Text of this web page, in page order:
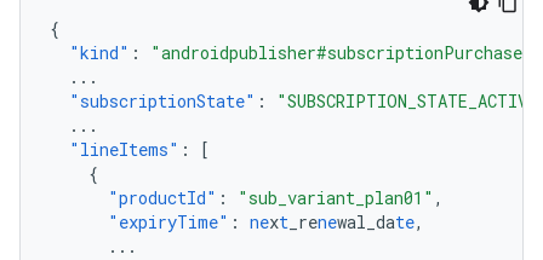
{
"kind" :
...
"subscriptionState" :
...
"lineItems" :
[
{
"productId" : "sub_variant_plan01" ,
"expiryTime" : next _renewal_date,
...